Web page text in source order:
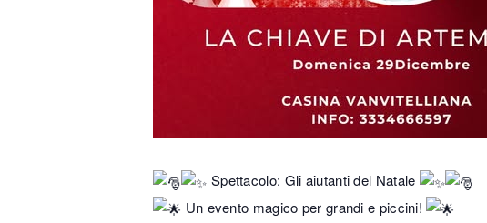
Spettacolo: Gli aiutanti del Natale
Un evento magico per grandi e piccini!